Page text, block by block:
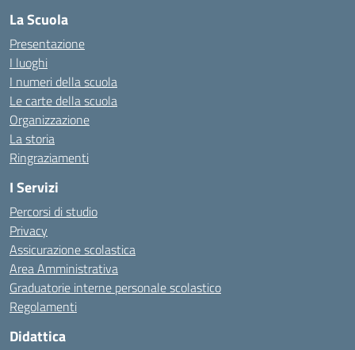
La Scuola
Presentazione
I luoghi
I numeri della scuola
Le carte della scuola
Organizzazione
La storia
Ringraziamenti
I Servizi
Percorsi di studio
Privacy
Assicurazione scolastica
Area Amministrativa
Graduatorie interne personale scolastico
Regolamenti
Didattica